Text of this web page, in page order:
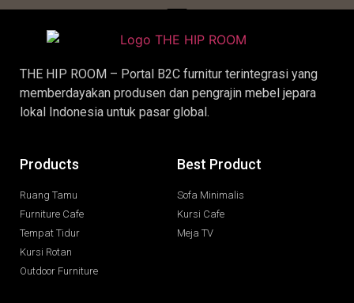
THE HIP ROOM – Portal B2C furnitur terintegrasi yang
memberdayakan produsen dan pengrajin mebel jepara
lokal Indonesia untuk pasar global.
Products
Ruang Tamu
Furniture Cafe
Tempat Tidur
Kursi Rotan
Outdoor Furniture
Best Product
Sofa Minimalis
Kursi Cafe
Meja TV